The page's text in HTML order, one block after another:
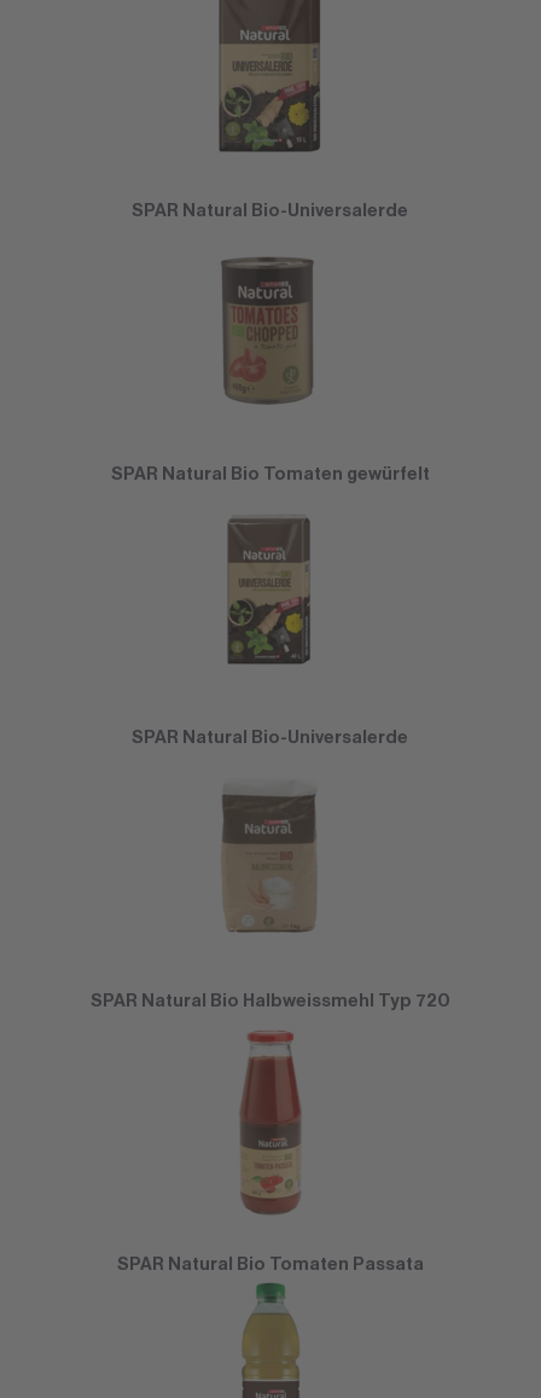
SPAR Natural Bio-Universalerde
SPAR Natural Bio Tomaten gewürfelt
SPAR Natural Bio-Universalerde
SPAR Natural Bio Halbweissmehl Typ 720
SPAR Natural Bio Tomaten Passata